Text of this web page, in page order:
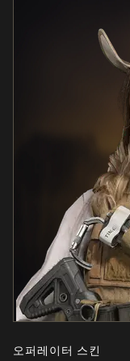
오퍼레이터 스킨